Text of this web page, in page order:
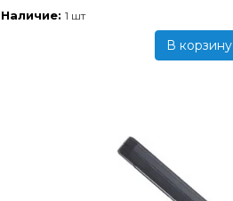
Наличие: 1 шт
В корзину